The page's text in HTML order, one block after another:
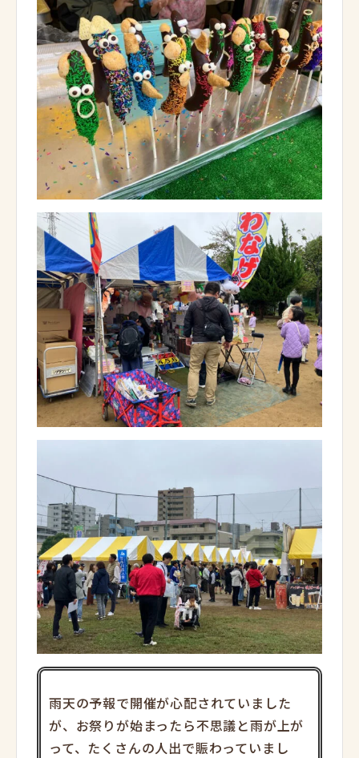
雨天の予報で開催が心配されていました
が、お祭りが始まったら不思議と雨が上が
って、たくさんの人出で賑わっていまし